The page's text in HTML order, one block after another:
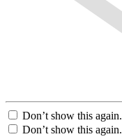
Don’t show this again.
Don’t show this again.